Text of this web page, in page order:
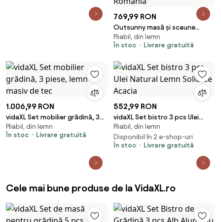
769,99 RON
Outsunny masă și scaune
pentru balcon, masă și scaune
pentru exterior, set masă și
balcon pliabil lemn masă și
scaune | Aosom Romania
Pliabil, din lemn
În stoc
Livrare gratuită
1.006,99 RON
vidaXL Set mobilier grădină, 3
piese, lemn masiv de tec
Pliabil, din lemn
În stoc
Livrare gratuită
552,99 RON
vidaXL Set bistro 3 pcs Ulei
Natural Lemn Solid de Acacia
Pliabil, din lemn
Disponibil în 2 e-shop-uri
În stoc
Livrare gratuită
Cele mai bune produse de la VidaXL.ro